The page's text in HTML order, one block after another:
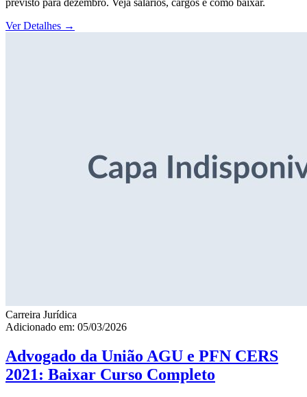
previsto para dezembro. Veja salários, cargos e como baixar.
Ver Detalhes →
Carreira Jurídica
Adicionado em: 05/03/2026
Advogado da União AGU e PFN CERS
2021: Baixar Curso Completo